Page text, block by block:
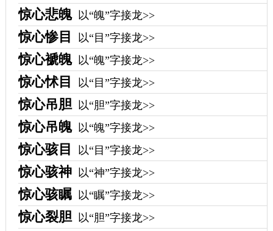
惊心悲魄 以“魄”字接龙>>
惊心惨目 以“目”字接龙>>
惊心褫魄 以“魄”字接龙>>
惊心怵目 以“目”字接龙>>
惊心吊胆 以“胆”字接龙>>
惊心吊魄 以“魄”字接龙>>
惊心骇目 以“目”字接龙>>
惊心骇神 以“神”字接龙>>
惊心骇瞩 以“瞩”字接龙>>
惊心裂胆 以“胆”字接龙>>